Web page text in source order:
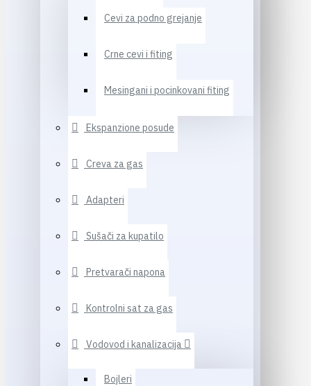
Cevi za podno grejanje
Crne cevi i fiting
Mesingani i pocinkovani fiting
Ekspanzione posude
Creva za gas
Adapteri
Sušači za kupatilo
Pretvarači napona
Kontrolni sat za gas
Vodovod i kanalizacija
Bojleri